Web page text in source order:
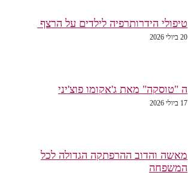
טיפולי הידרותרפיה לילדים על הרצף
20 ביולי 2026
ה "טוסקה" מאת ג'אקומו פוצ'יני
17 ביולי 2026
מאשה והדוב ההרפתקה הגדולה לכל
המשפחה